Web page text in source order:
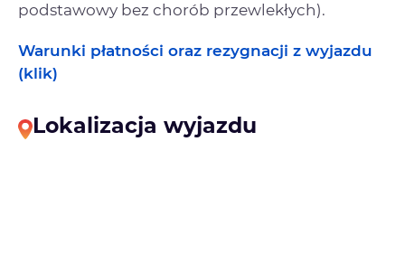
podstawowy bez chorób przewlekłych).
Warunki płatności oraz rezygnacji z wyjazdu
(klik)
Lokalizacja wyjazdu